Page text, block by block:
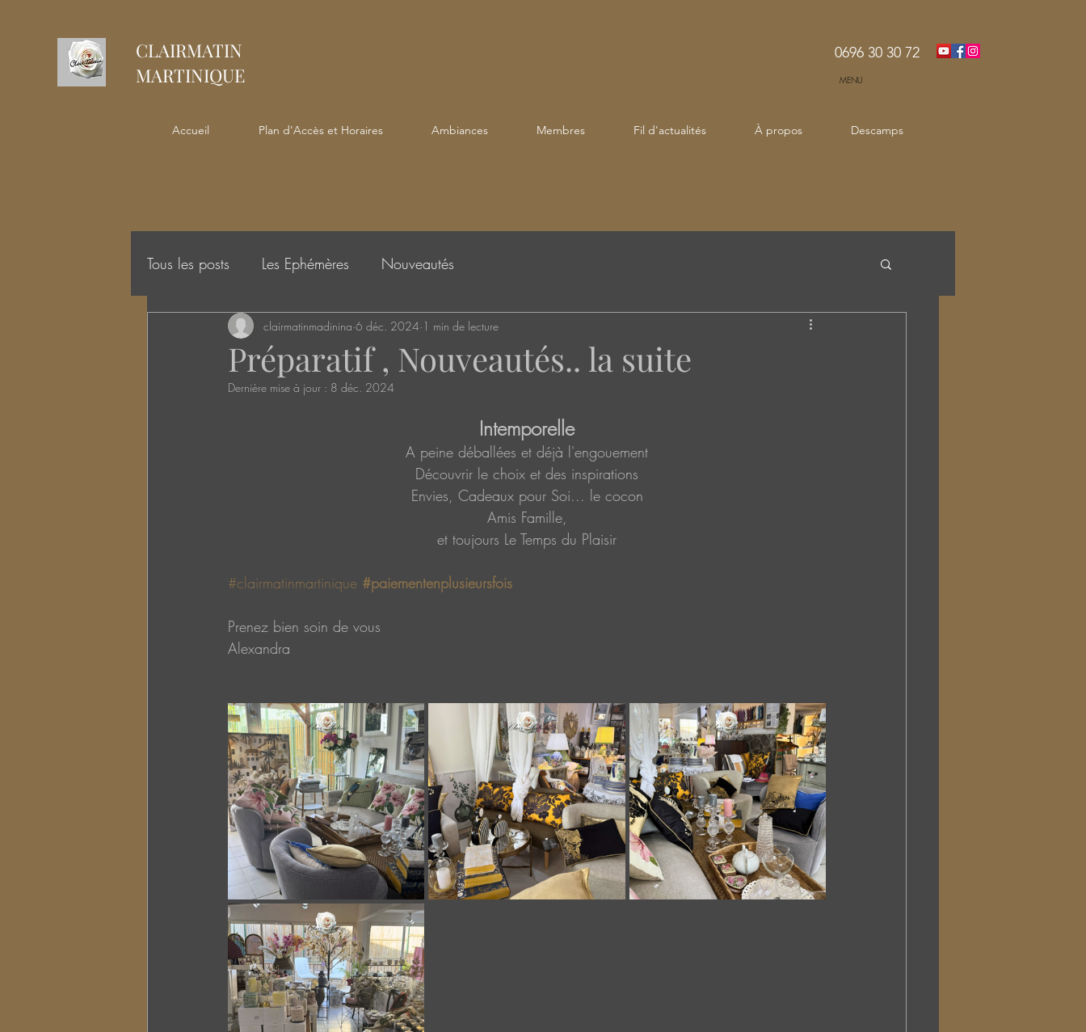
CLAIRMATIN
MARTINIQUE
0696 30 30 72
MENU
Accueil Plan d'Accès et Horaires Ambiances Membres Fil d'actualités À propos Descamps
Tous les posts Les Ephémères Nouveautés
Préparatif , Nouveautés.. la suite
clairmatinmadinina 6 déc. 2024 1 min de lecture
Dernière mise à jour : 8 déc. 2024
Intemporelle
A peine déballées et déjà l'engouement
Découvrir le choix et des inspirations
Envies, Cadeaux pour Soi... le cocon
Amis Famille,
et toujours Le Temps du Plaisir
#clairmatinmartinique #paiementenplusieursfois
Prenez bien soin de vous
Alexandra